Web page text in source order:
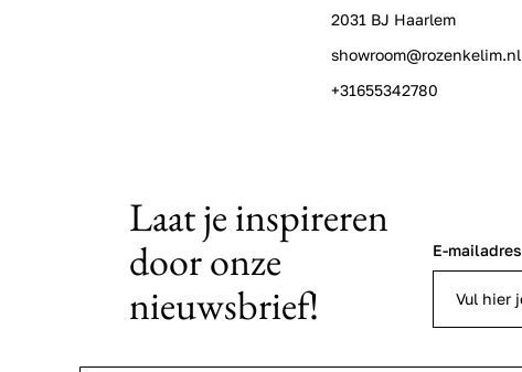
2031 BJ Haarlem
showroom@rozenkelim.nl
+31655342780
Laat je inspireren
door onze
nieuwsbrief!
E-mailadres